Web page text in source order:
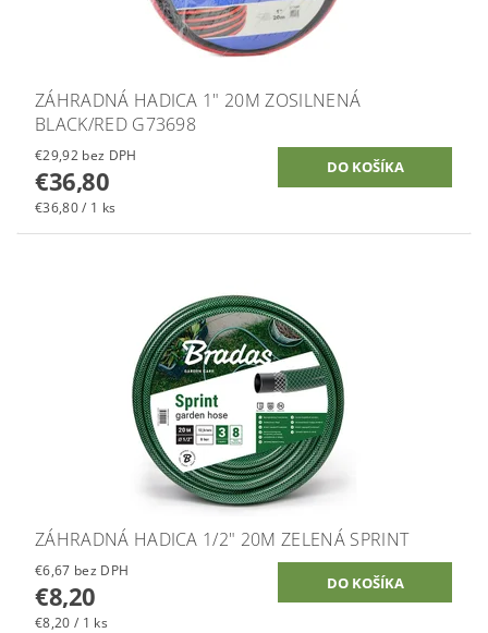
ZÁHRADNÁ HADICA 1" 20M ZOSILNENÁ
BLACK/RED G73698
€29,92 bez DPH
€36,80
€36,80 / 1 ks
ZÁHRADNÁ HADICA 1/2" 20M ZELENÁ SPRINT
€6,67 bez DPH
€8,20
€8,20 / 1 ks